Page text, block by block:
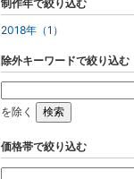
制作年で絞り込む
2018年（1）
除外キーワードで絞り込む
を除く
価格帯で絞り込む